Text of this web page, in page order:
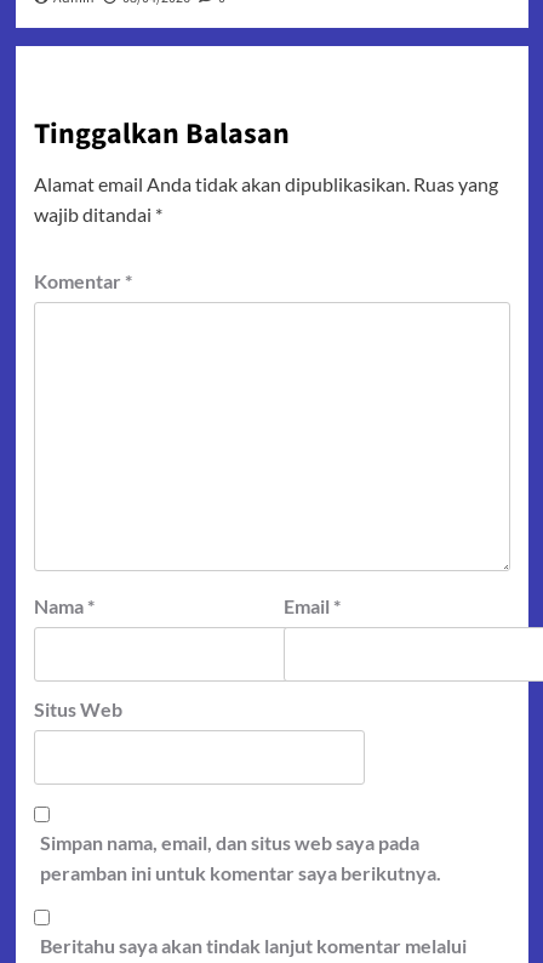
Tinggalkan Balasan
Alamat email Anda tidak akan dipublikasikan. Ruas yang
wajib ditandai *
Komentar *
Nama * Email *
Situs Web
Simpan nama, email, dan situs web saya pada
peramban ini untuk komentar saya berikutnya.
Beritahu saya akan tindak lanjut komentar melalui